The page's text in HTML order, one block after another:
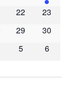
22
23
29
30
5 6